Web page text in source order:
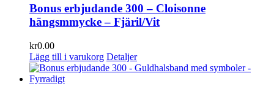
Bonus erbjudande 300 – Cloisonne
hängsmmycke – Fjäril/Vit
kr0.00
Lägg till i varukorg Detaljer